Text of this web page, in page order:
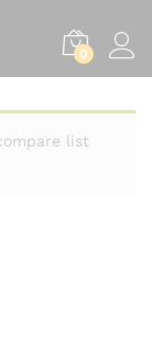
0
list